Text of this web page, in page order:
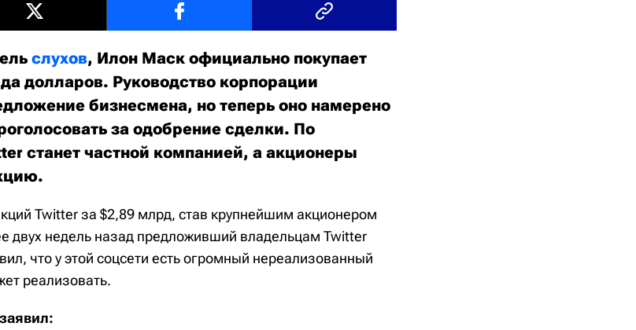
слухов, Илон Маск официально покупает
долларов. Руководство корпорации
бизнесмена, но теперь оно намерено
за одобрение сделки. По
станет частной компанией, а акционеры
Twitter за $2,89 млрд, став крупнейшим акционером
двух недель назад предложивший владельцам Twitter
что у этой соцсети есть огромный нереализованный
реализовать.